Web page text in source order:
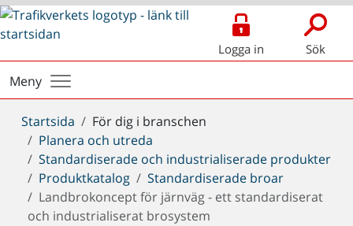
Logga in Sök
Meny
Du
är
här:
Startsida
För dig i branschen
Planera och utreda
Standardiserade och industrialiserade produkter
Produktkatalog
Standardiserade broar
Landbrokoncept för järnväg - ett standardiserat
och industrialiserat brosystem